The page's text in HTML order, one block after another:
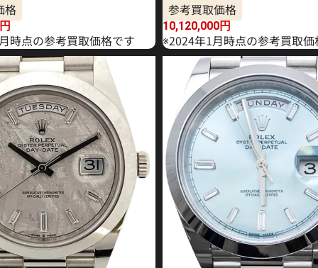
格
円
時点の参考買取価格です
参考買取価格
10,120,000円
※2024年1月時点の参考買取価